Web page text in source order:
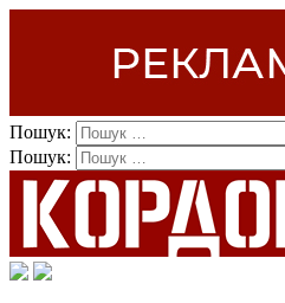
Пошук:
Пошук: